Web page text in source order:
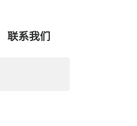
联系我们